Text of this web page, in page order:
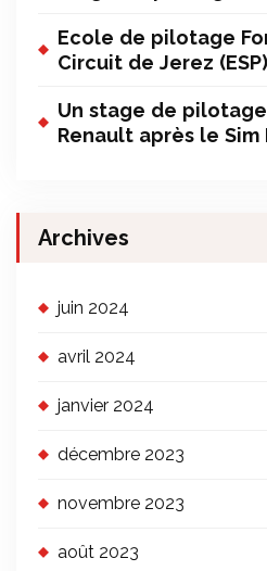
Ecole de pilotage
Circuit de Jerez (ESP)
Un stage de
Renault après le Sim
Archives
juin 2024
avril 2024
janvier 2024
décembre 2023
novembre 2023
août 2023